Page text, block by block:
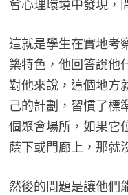
會心理環境中發現，
這就是學生在實地考
築特色，他回答說他
對他來說，這個地方
己的計劃，習慣了標
個聚會場所，如果它
蔭下或門廊上，那就
然後的問題是讓他們